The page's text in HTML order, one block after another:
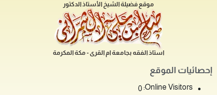
موقع فضيلة الشيخ الأستاذ الدكتور
استاذ الفقه بجامعة ام القرى - مكة المكرمة
إحصائيات الموقع
Online Visitors:
0